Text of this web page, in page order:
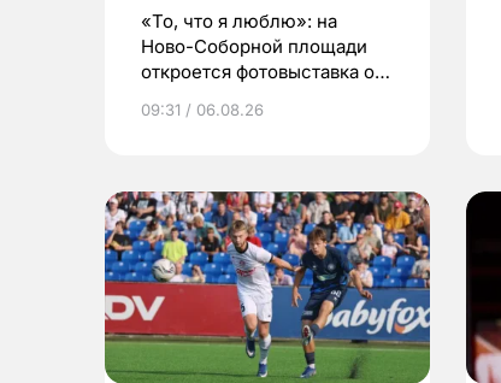
«То, что я люблю»: на
Ново-Соборной площади
откроется фотовыставка о
09:31 / 06.08.26